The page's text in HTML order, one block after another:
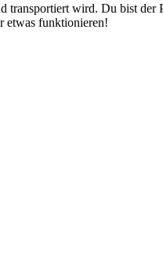
wird. Du bist
etwas funktionieren!